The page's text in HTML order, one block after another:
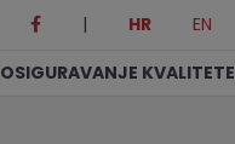
| HR EN
OSIGURAVANJE KVALITETE